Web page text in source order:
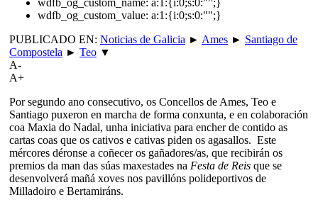
wdfb_og_custom_value: a:1:{i:0;s:0:"";}
PUBLICADO EN: Noticias de Galicia ► Ames ► Santiago de
Compostela ► Teo ▼
A-
A+
Por segundo ano consecutivo, os Concellos de Ames, Teo e
Santiago puxeron en marcha de forma conxunta, e en colaboración
coa Maxia do Nadal, unha iniciativa para encher de contido as
cartas coas que os cativos e cativas piden os agasallos. Este
mércores déronse a coñecer os gañadores/as, que recibirán os
premios da man das súas maxestades na Festa de Reis que se
desenvolverá mañá xoves nos pavillóns polideportivos de
Milladoiro e Bertamiráns.